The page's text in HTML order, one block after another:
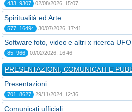
433, 9307 02/08/2026, 15:07
Spiritualità ed Arte
577, 16494 30/07/2026, 17:41
Software foto, video e altri x ricerca UFO
85, 966 09/02/2026, 16:46
PRESENTAZIONI, COMUNICATI E
Presentazioni
701, 8627 29/11/2024, 12:36
Comunicati ufficiali